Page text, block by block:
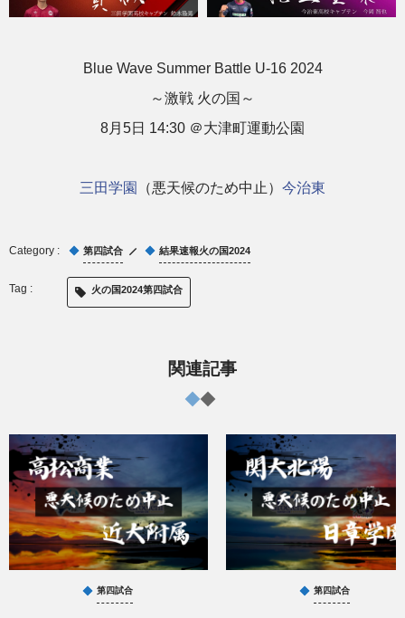
Blue Wave Summer Battle U-16 2024
～激戦 火の国～
8月5日 14:30 ＠大津町運動公園
三田学園 （悪天候のため中止） 今治東
第四試合 結果速報火の国2024
火の国2024第四試合
関連記事
第四試合 第四試合